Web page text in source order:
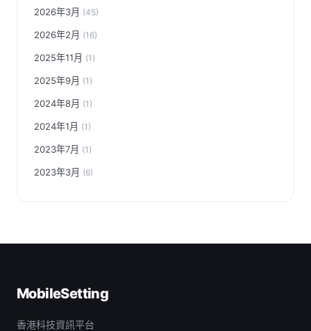
2026年3月 (45)
2026年2月 (16)
2025年11月 (1)
2025年9月 (1)
2024年8月 (1)
2024年1月 (1)
2023年7月 (1)
2023年3月 (6)
MobileSetting
香港科技資訊平台